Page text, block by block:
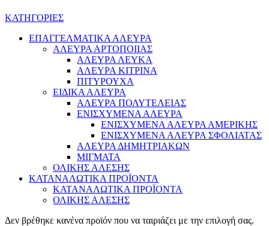
ΚΑΤΗΓΟΡΙΕΣ
ΕΠΑΓΓΕΛΜΑΤΙΚΑ ΑΛΕΥΡΑ
ΑΛΕΥΡΑ ΑΡΤΟΠΟΙΙΑΣ
ΑΛΕΥΡΑ ΛΕΥΚΑ
ΑΛΕΥΡΑ ΚΙΤΡΙΝΑ
ΠΙΤΥΡΟΥΧΑ
ΕΙΔΙΚΑ ΑΛΕΥΡΑ
ΑΛΕΥΡΑ ΠΟΛΥΤΕΛΕΙΑΣ
ΕΝΙΣΧΥΜΕΝΑ ΑΛΕΥΡΑ
ΕΝΙΣΧΥΜΕΝΑ ΑΛΕΥΡΑ ΑΜΕΡΙΚΗΣ
ΕΝΙΣΧΥΜΕΝΑ ΑΛΕΥΡΑ ΣΦΟΛΙΑΤΑΣ
ΑΛΕΥΡΑ ΔΗΜΗΤΡΙΑΚΩΝ
ΜΙΓΜΑΤΑ
ΟΛΙΚΗΣ ΑΛΕΣΗΣ
ΚΑΤΑΝΑΛΩΤΙΚΑ ΠΡΟΪΟΝΤΑ
ΚΑΤΑΝΑΛΩΤΙΚΑ ΠΡΟΪΟΝΤΑ
ΟΛΙΚΗΣ ΑΛΕΣΗΣ
Δεν βρέθηκε κανένα προϊόν που να ταιριάζει με την επιλογή σας.